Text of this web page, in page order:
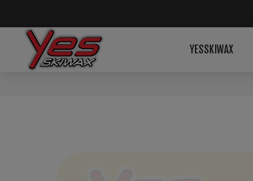
YESSKIWAX